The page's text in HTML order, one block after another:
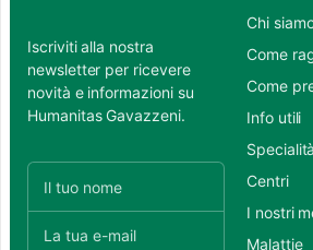
Iscriviti alla nostra
newsletter per ricevere
novità e informazioni su
Humanitas Gavazzeni.
Chi
Come
Come
Info utili
Specialità
Centri
I nostri
Malattie